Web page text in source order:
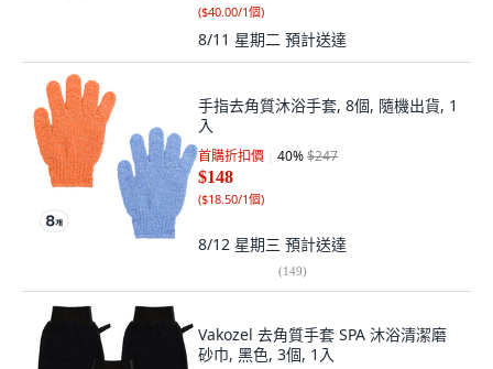
($40.00/1個)
8/11 星期二 預計送達
手指去角質沐浴手套, 8個, 隨機出貨, 1
入
首購折扣價 40%$247
$148
($18.50/1個)
8/12 星期三 預計送達
(149)
Vakozel 去角質手套 SPA 沐浴清潔磨
砂巾, 黑色, 3個, 1入